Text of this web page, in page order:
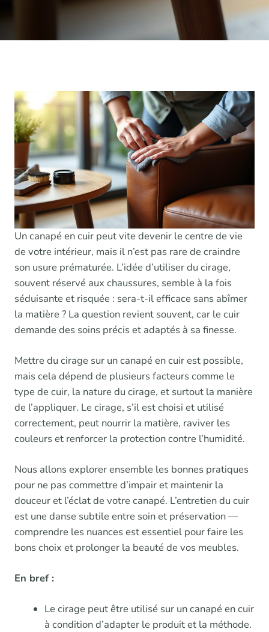
Un canapé en cuir peut vite devenir le centre de vie
de votre intérieur, mais il n’est pas rare de craindre
son usure prématurée. L’idée d’utiliser du cirage,
souvent réservé aux chaussures, semble à la fois
séduisante et risquée : sera-t-il efficace sans abîmer
la matière ? La question revient souvent, car le cuir
demande des soins précis et adaptés à sa finesse.
Mettre du cirage sur un canapé en cuir est possible,
mais cela dépend de plusieurs facteurs comme le
type de cuir, la nature du cirage, et surtout la manière
de l’appliquer. Le cirage, s’il est choisi et utilisé
correctement, peut nourrir la matière, raviver les
couleurs et renforcer la protection contre l’humidité.
Nous allons explorer ensemble les bonnes pratiques
pour ne pas commettre d’impair et maintenir la
douceur et l’éclat de votre canapé. L’entretien du cuir
est une danse subtile entre soin et préservation —
comprendre les nuances est essentiel pour faire les
bons choix et prolonger la beauté de vos meubles.
En bref :
Le cirage peut être utilisé sur un canapé en cuir
à condition d’adapter le produit et la méthode.